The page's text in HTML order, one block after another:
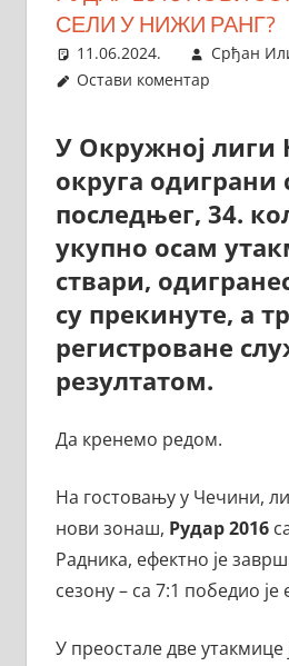
СЕЛИ У НИЖИ РАНГ?
11.06.2024. Срђан
Остави коментар
У Окружној лиги
округа одиграни
последњег, 34.
укупно осам
ствари,
су прекинуте, а
регистроване
резултатом.
Да кренемо редом.
На гостовању у Чечини,
нови зонаш, Рудар 2016
Радника, ефектно је
сезону – са 7:1 победио је
У преостале две утакмице